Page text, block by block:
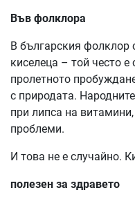
Във фолклора
В българския
киселеца – той често
пролетното
с природата.
при липса на
проблеми.
И това не е случайно.
полезен за здравето